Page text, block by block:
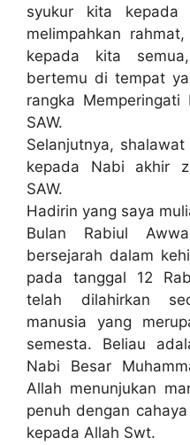
syukur kita
melimpahkan
kepada kita
bertemu di tempat
rangka Memperingati
SAW.
Selanjutnya,
kepada Nabi akhir
SAW.
Hadirin yang saya
Bulan Rabiul
bersejarah dalam
pada tanggal 12
telah dilahirkan
manusia yang
semesta. Beliau
Nabi Besar
Allah menunjukan
penuh dengan
kepada Allah Swt.